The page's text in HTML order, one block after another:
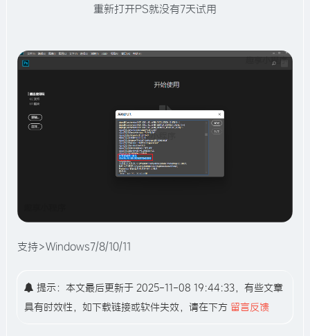
重新打开PS就没有7天试用
支持>Windows7/8/10/11
提示：本文最后更新于 2025-11-08 19:44:33，有些文章
具有时效性，如下载链接或软件失效，请在下方 留言反馈